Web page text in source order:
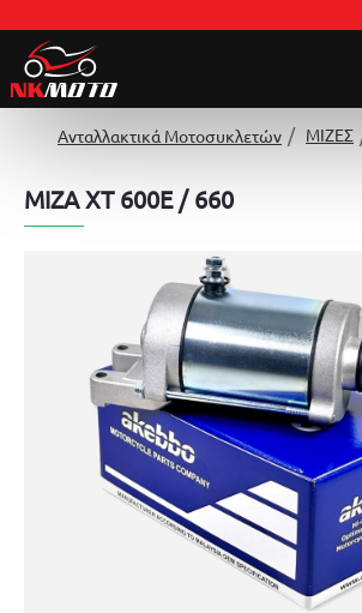
Ανταλλακτικά Μοτοσυκλετών ΜΙΖΕΣ
ΜΙΖΑ XT 600E / 660